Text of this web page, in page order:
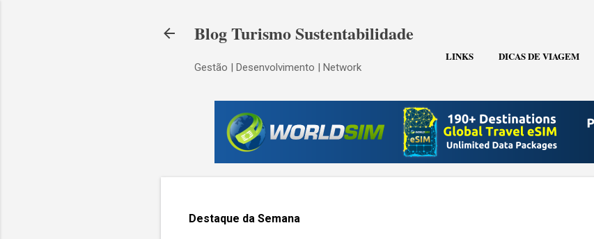
Blog Turismo Sustentabilidade
Gestão | Desenvolvimento | Network
LINKS DICAS DE VIAGEM
Destaque da Semana